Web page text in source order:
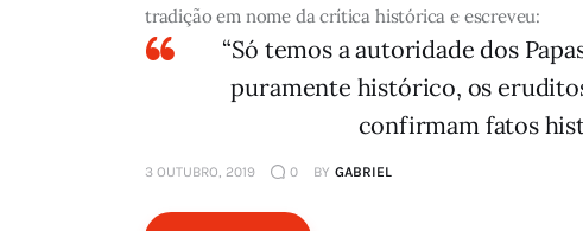
tradição em nome da crítica histórica e escreveu:
“Só temos a autoridade dos
puramente histórico, os
confirmam fatos
3 OUTUBRO, 2019 0 BY GABRIEL